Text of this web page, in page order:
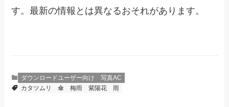
す。最新の情報とは異なるおそれがあります。
ダウンロードユーザー向け
写真AC
カタツムリ
傘 梅雨 紫陽花 雨